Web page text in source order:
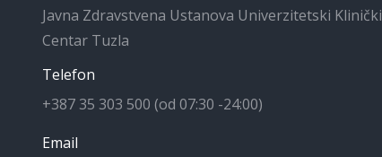
Javna Zdravstvena Ustanova Univerzitetski Klinički
Centar Tuzla
Telefon
+387 35 303 500 (od 07:30 -24:00)
Email